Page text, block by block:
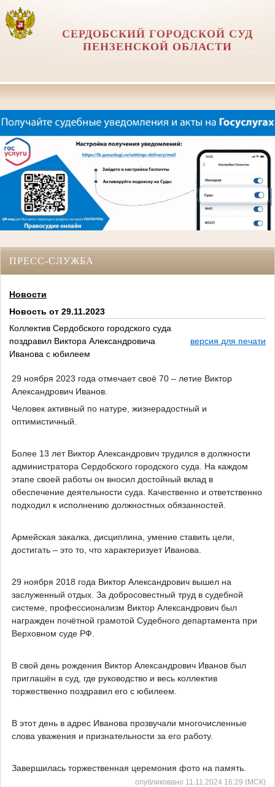
СЕРДОБСКИЙ ГОРОДСКОЙ СУД
ПЕНЗЕНСКОЙ ОБЛАСТИ
ПРЕСС-СЛУЖБА
Новости
Новость от 29.11.2023
Коллектив Сердобского городского суда
поздравил Виктора Александровича
Иванова с юбилеем
версия для печати
29 ноября 2023 года отмечает своё 70 – летие Виктор
Александрович Иванов.
Человек активный по натуре, жизнерадостный и
оптимистичный.
Более 13 лет Виктор Александрович трудился в должности
администратора Сердобского городского суда. На каждом
этапе своей работы он вносил достойный вклад в
обеспечение деятельности суда. Качественно и ответственно
подходил к исполнению должностных обязанностей.
Армейская закалка, дисциплина, умение ставить цели,
достигать – это то, что характеризует Иванова.
29 ноября 2018 года Виктор Александрович вышел на
заслуженный отдых. За добросовестный труд в судебной
системе, профессионализм Виктор Александрович был
награжден почётной грамотой Судебного департамента при
Верховном суде РФ.
В свой день рождения Виктор Александрович Иванов был
приглашён в суд, где руководство и весь коллектив
торжественно поздравил его с юбилеем.
В этот день в адрес Иванова прозвучали многочисленные
слова уважения и признательности за его работу.
Завершилась торжественная церемония фото на память.
опубликовано 11.11.2024 16:29 (МСК)